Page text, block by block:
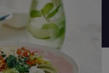
abgegeben